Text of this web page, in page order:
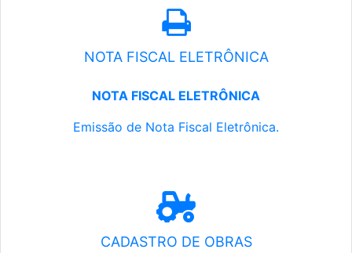
NOTA FISCAL ELETRÔNICA
NOTA FISCAL ELETRÔNICA
Emissão de Nota Fiscal Eletrônica.
CADASTRO DE OBRAS